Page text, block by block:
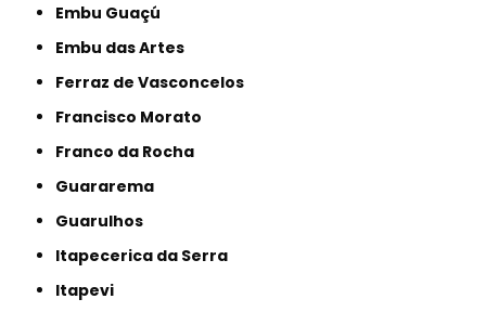
Embu Guaçú
Embu das Artes
Ferraz de Vasconcelos
Francisco Morato
Franco da Rocha
Guararema
Guarulhos
Itapecerica da Serra
Itapevi